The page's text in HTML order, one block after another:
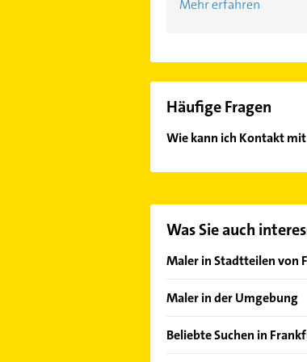
Mehr erfahren
Häufige Fragen
Wie kann ich Kontakt
Was Sie auch
Maler in Stadtteilen von
Bergen-Enkheim
Eckenheim
Maler in der Umgebung
Bad Vilbel
Beliebte Suchen in